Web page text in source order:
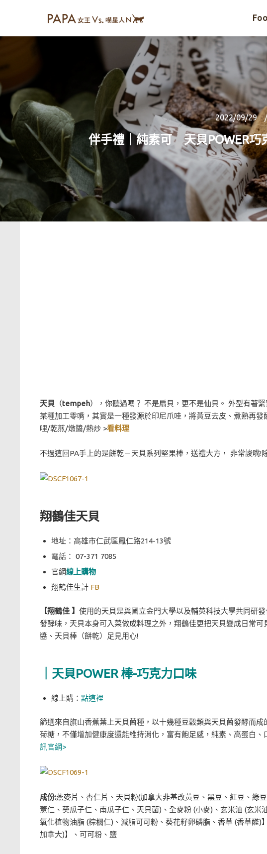
2022/09/29
伴手禮｜純素可 天貝POWER巧
天貝 （tempeh），你聽過嗎？ 不是扇貝，更不是仙貝。 外型有著
某種加工零嘴，其實是一種發源於印尼爪哇，將黃豆去皮、煮熟再
哩/乾煎/燉醬/熱炒 >看料理
不過這回PA手上的是餅乾－天貝系列堅果棒，送禮大方， 非常誜嘴!
翔鶴佳天貝
地址：高雄市仁武區鳳仁路214-13號
電話： 07-371 7085
官網線上購物
翔鶴佳生計 FB
【翔鶴佳 】 使用的天貝是與國立金門大學以及輔英科技大學共同研
發酵味，天貝本身可入菜做成料理之外，翔鶴佳更把天貝變成日常
醬、天貝棒（餅乾）足見用心!
｜天貝POWER 棒-巧克力口味
線上購： 點這裡
篩選來自旗山香蕉葉上天貝菌種，以十幾種豆穀類與天貝菌發酵而
菊糖，不僅增加健康度還能維持消化，富有飽足感，純素、高蛋白
訊官網>
成份:燕麥片、杏仁片、天貝粉(加拿大非基改黃豆、黑豆、紅豆、綠
薏仁、葵瓜子仁、南瓜子仁、天貝菌)、全麥粉 (小麥)、玄米油 (玄
氧化植物油脂 (棕櫚仁)、減脂可可粉、葵花籽卵磷脂、香草 (香草醛
加拿大)】、可可粉、鹽